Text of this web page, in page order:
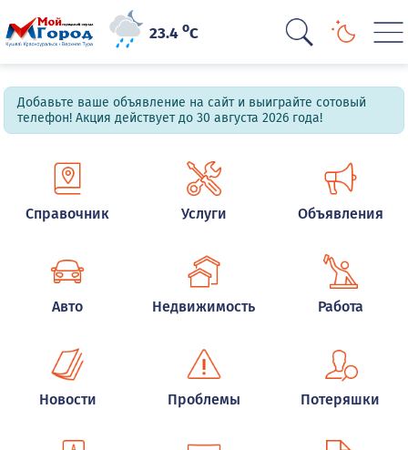
23.4oC
Добавьте ваше объявление на сайт и выиграйте сотовый
телефон! Акция действует до 30 августа 2026 года!
Справочник Услуги Объявления
Авто Недвижимость Работа
Новости Проблемы Потеряшки